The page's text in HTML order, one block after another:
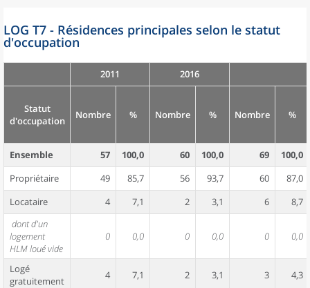
LOG T7 - Résidences principales selon le statut
d'occupation
2011 2016
Statut
d'occupation
Nombre % Nombre % Nombre %
Ensemble 57 100,0 60 100,0 69
100,0
Propriétaire
49 85,7 56 93,7 60
87,0
Locataire
4 7,1 2 3,1 6
8,7
dont d'un
logement
HLM loué vide
0 0,0 0 0,0 0 0,0
Logé
gratuitement
4 7,1 2 3,1 3 4,3